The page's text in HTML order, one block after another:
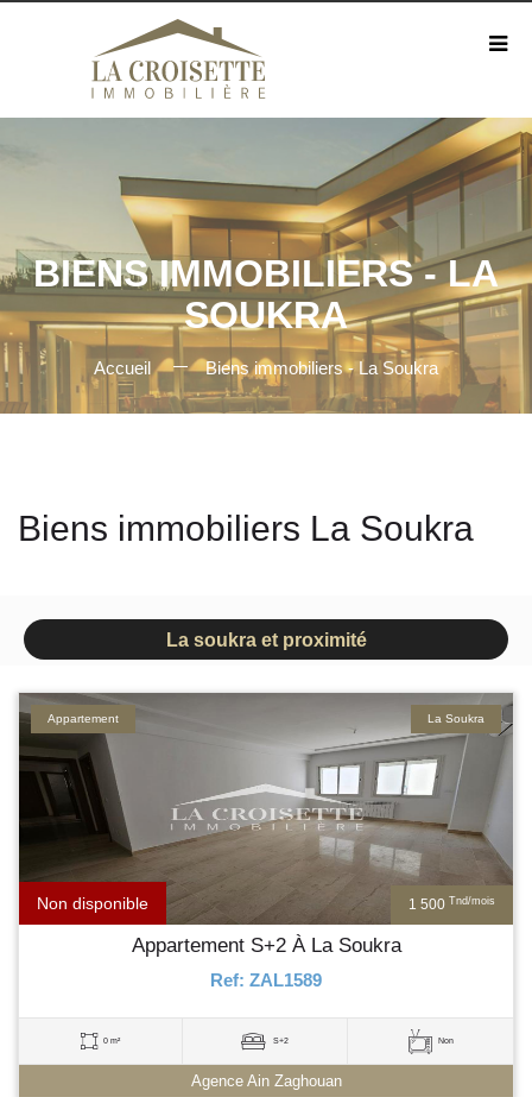
BIENS IMMOBILIERS - LA
SOUKRA
Accueil Biens immobiliers - La Soukra
Biens immobiliers La Soukra
La soukra et proximité
1 500 Tnd/mois
Non disponible
La Soukra
Appartement
Appartement S+2 À La Soukra
Ref: ZAL1589
0 m² S+2 Non
Agence Ain Zaghouan